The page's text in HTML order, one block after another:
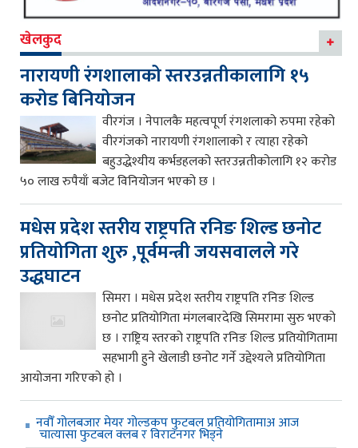
खेलकुद
नारायणी रंगशालाको स्तरउन्नतीकालागि १५
करोड बिनियोजन
वीरगंज । नेपालकै महत्वपूर्ण रंगशलाको रुपमा रहेको
वीरगंजको नारायणी रंगशालाको र त्याहा रहेको
बहुउद्धेश्यीय कर्भडहलको स्तरउन्नतीकोलागि १२ करोड
५० लाख रुपैयाँ बजेट विनियोजन भएको छ ।
मधेस प्रदेश स्तरीय राष्ट्रपति रनिङ शिल्ड छनोट
प्रतियोगिता शुरु ,पूर्वमन्त्री जयसवालले गरे
उद्धघाटन
सिमरा । मधेस प्रदेश स्तरीय राष्ट्रपति रनिङ शिल्ड
छनोट प्रतियोगिता मंगलबारदेखि सिमरामा सुरु भएको
छ । राष्ट्रिय स्तरको राष्ट्रपति रनिङ शिल्ड प्रतियोगितामा
सहभागी हुने खेलाडी छनोट गर्ने उद्देश्यले प्रतियोगिता
आयोजना गरिएको हो ।
नवौँ गोलबजार मेयर गोल्डकप फुटबल प्रतियोगितामाअ आज
चात्यासा फुटबल क्लब र विराटनगर भिड्ने